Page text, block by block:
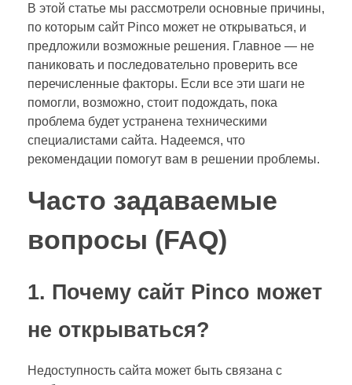
В этой статье мы рассмотрели основные причины,
по которым сайт Pinco может не открываться, и
предложили возможные решения. Главное — не
паниковать и последовательно проверить все
перечисленные факторы. Если все эти шаги не
помогли, возможно, стоит подождать, пока
проблема будет устранена техническими
специалистами сайта. Надеемся, что
рекомендации помогут вам в решении проблемы.
Часто задаваемые
вопросы (FAQ)
1. Почему сайт Pinco может
не открываться?
Недоступность сайта может быть связана с